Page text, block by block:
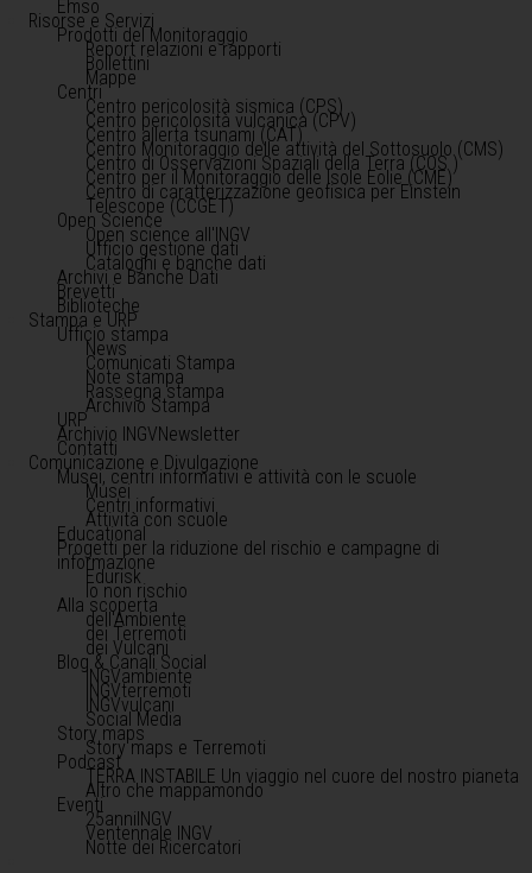
Emso
Risorse e Servizi
Prodotti del Monitoraggio
Report relazioni e rapporti
Bollettini
Mappe
Centri
Centro pericolosità sismica (CPS)
Centro pericolosità vulcanica (CPV)
Centro allerta tsunami (CAT)
Centro Monitoraggio delle attività del Sottosuolo (CMS)
Centro di Osservazioni Spaziali della Terra (COS )
Centro per il Monitoraggio delle Isole Eolie (CME)
Centro di caratterizzazione geofisica per Einstein
Telescope (CCGET)
Open Science
Open science all'INGV
Ufficio gestione dati
Cataloghi e banche dati
Archivi e Banche Dati
Brevetti
Biblioteche
Stampa e URP
Ufficio stampa
News
Comunicati Stampa
Note stampa
Rassegna stampa
Archivio Stampa
URP
Archivio INGVNewsletter
Contatti
Comunicazione e Divulgazione
Musei, centri informativi e attività con le scuole
Musei
Centri informativi
Attività con scuole
Educational
Progetti per la riduzione del rischio e campagne di
informazione
Edurisk
Io non rischio
Alla scoperta
dell'Ambiente
dei Terremoti
dei Vulcani
Blog & Canali Social
INGVambiente
INGVterremoti
INGVvulcani
Social Media
Story maps
Story maps e Terremoti
Podcast
TERRA INSTABILE Un viaggio nel cuore del nostro pianeta
Altro che mappamondo
Eventi
25anniINGV
Ventennale INGV
Notte dei Ricercatori